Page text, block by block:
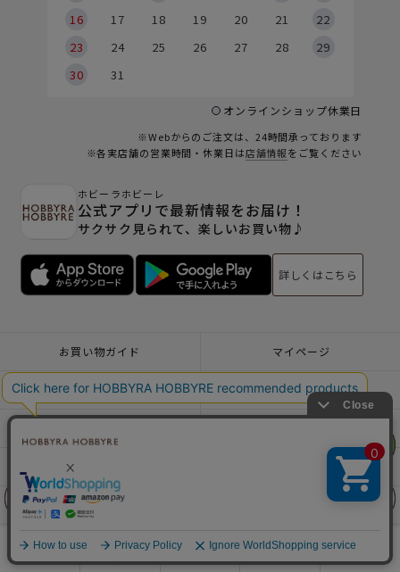
商品を探す 手芸を学ぶ ガイド 店舗情報 ログイン
前に戻る
フェア
前に戻る
フェア
16
17 18 19 20 21
22
23
24 25 26 27 28
29
30
31
オンラインショップ休業日
※Webからのご注文は、24時間承っております
※各実店舗の営業時間・休業日は店舗情報をご覧ください
ホビーラホビーレ
公式アプリで最新情報をお届け！
サクサク見られて、楽しいお買い物♪
詳しくはこちら
お買い物ガイド マイページ
お問い合わせ - よくあるご質問 店舗情報
お客様レビュー
特定商取引法表記
個人情報ポリシー 一緒に働こう♪求人情報